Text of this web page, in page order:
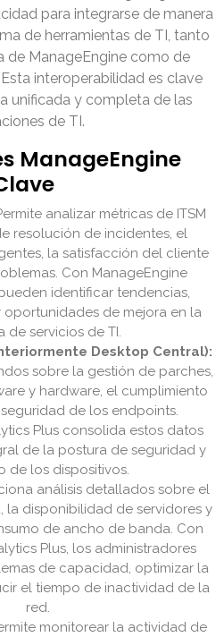
para integrarse de manera
de herramientas de TI, tanto
de ManageEngine como de
interoperabilidad es clave
unificada y completa de las
de TI.
ManageEngine
analizar métricas de ITSM
resolución de incidentes, el
la satisfacción del cliente
Con ManageEngine
identificar tendencias,
de mejora en la
de servicios de TI.
Desktop Central):
sobre la gestión de parches,
y hardware, el cumplimiento
de los endpoints.
Plus consolida estos datos
de la postura de seguridad y
de los dispositivos.
análisis detallados sobre el
la disponibilidad de servidores y
de ancho de banda. Con
Plus, los administradores
de capacidad, optimizar la
el tiempo de inactividad de la
red.
monitorear la actividad de